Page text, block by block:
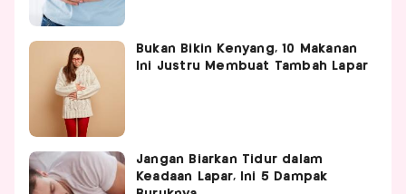
Bukan Bikin Kenyang, 10 Makanan
Ini Justru Membuat Tambah Lapar
Jangan Biarkan Tidur dalam
Keadaan Lapar, Ini 5 Dampak